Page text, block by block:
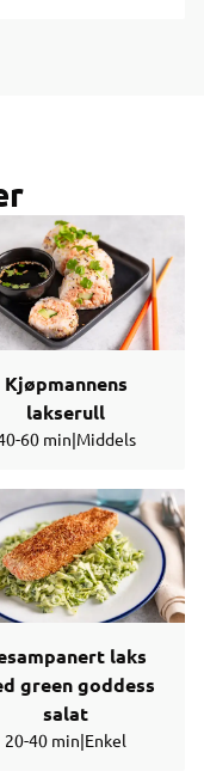
Kjøpmannens
lakserull
60 min|Middels
laks
green goddess
salat
20-40 min|Enkel